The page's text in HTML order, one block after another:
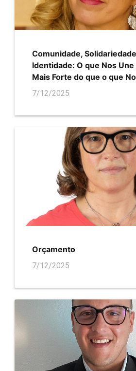
Comunidade,
Identidade: O que Nos
Mais Forte do que o que
7/12/2025
Orçamento
7/12/2025